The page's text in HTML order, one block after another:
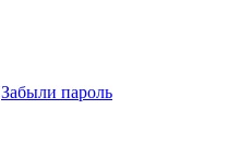
Забыли пароль